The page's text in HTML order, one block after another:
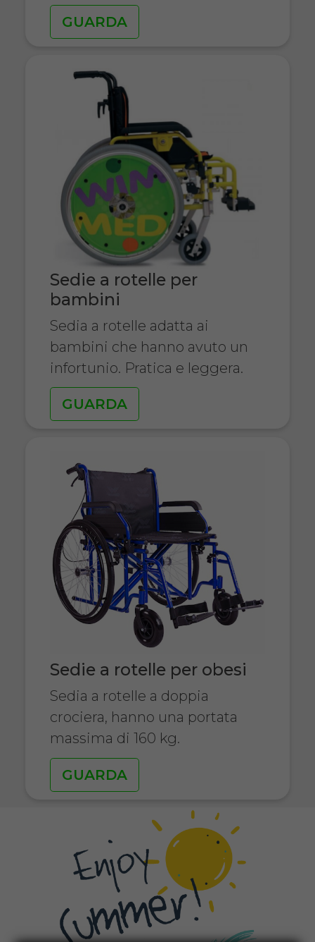
GUARDA
Sedie a rotelle per
bambini
Sedia a rotelle adatta ai
bambini che hanno avuto un
infortunio. Pratica e leggera.
GUARDA
Sedie a rotelle per obesi
Sedia a rotelle a doppia
crociera, hanno una portata
massima di 160 kg.
GUARDA